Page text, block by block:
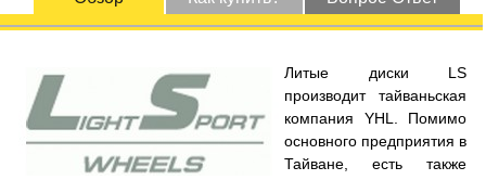
Литые диски LS
производит тайваньская
компания YHL. Помимо
основного предприятия в
Тайване, есть также